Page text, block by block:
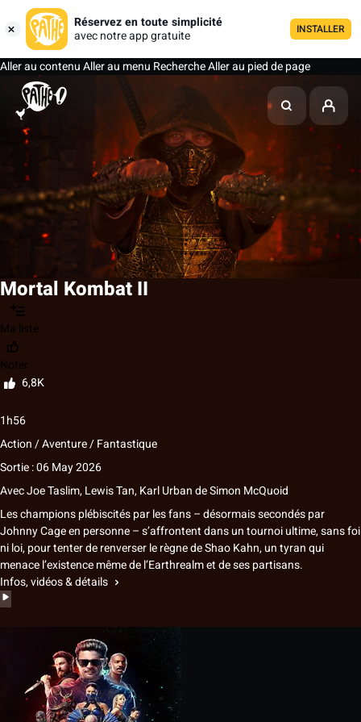
Réservez en toute simplicité
avec notre app gratuite
INSTALLER
Aller au contenuAller au menu RechercheAller au pied de page
Mortal Kombat II
Ma liste
Noter
6,8K
1h56
Action / Aventure / Fantastique
Sortie : 06 May 2026
AvecJoe Taslim,Lewis Tan,Karl UrbandeSimon McQuoid
Les champions plébiscités par les fans – désormais secondés par
Johnny Cage en personne – s’affrontent dans un tournoi ultime, sans foi
ni loi, pour tenter de renverser le règne de Shao Kahn, un tyran qui
menace l’existence même de l’Earthrealm et de ses partisans.
Infos, vidéos & détails